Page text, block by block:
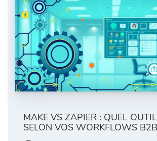
MAKE VS ZAPIER : QUEL
SELON VOS WORKFLOWS B2B